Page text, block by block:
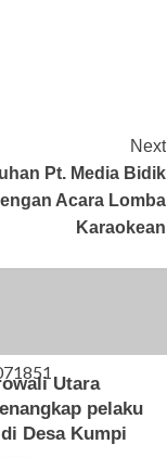
Next
Pt. Media Bidik
Acara Lomba
Karaokean
Utara
pelaku
Desa Kumpi